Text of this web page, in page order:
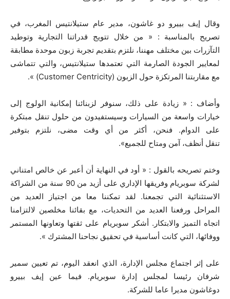
وقال إيف بييرو دو غاشون، مدير عام ستيلانتيس المغرب، في
تصريح بالمناسبة : « من خلال تتويج قدراتنا التجارية وتوطيد
التآزرات بين مختلف مهننا، نلتزم بتقديم تجربة زبون موحدة مطابقة
لمعايير الجودة الصارمة التي تعتمدها ستيلانتيس، والتي تتماشى
مع مقاربتنا المرتكزة حول الزبون (Customer Centricity
) ».
وأضاف : « زيادة على ذلك، سنوفر لزبنائنا إمكانية الولوج إلى
خيارات واسعة من السيارات وسيستفيدون من حلول تنقل مبتكرة
على الدوام. فنحن، أكثر من أي وقت مضى، نلتزم بتوفير
تنقل أنظف، آمن ومتاح للجميع».
وختم تصريحه بالقول : « أود في النهاية أن أعبر عن خالص امتناني
لشركة سوبريام وفريقها الإداري على أزيد من90 سنة من الشراكة
الاستثنائية التي تجمعنا. لقد تمكننا معا من اجتياز العديد من
المراحل ورفعنا العديد من التحديات، مع بقائنا مخلصين لالتزامنا
اتجاه التميز والابتكار. أشكر سوبريام على ثقتها وتعاونها المستمر
ووفائها، التي كانت أساسية في تحقيق نجاحنا المشترك ».
على إثر اجتماع مجلس الإدارة، الذي انعقد اليوم، تم تعيين سمير
شرفان رئيسا لمجلس إدارة سوبريام. فيما عين إيف بييرو
دوغاشون مديرا عاما للشركة.